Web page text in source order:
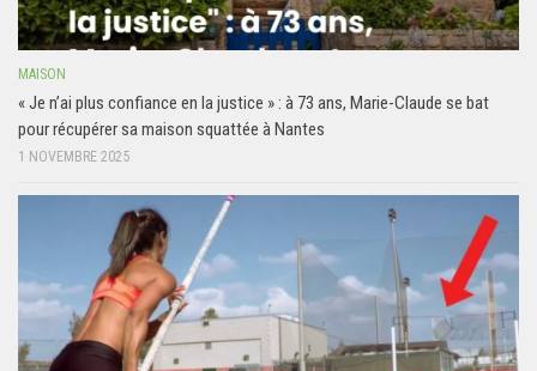
MAISON
« Je n’ai plus confiance en la justice » : à 73 ans, Marie-Claude se bat
pour récupérer sa maison squattée à Nantes
1 NOVEMBRE 2025